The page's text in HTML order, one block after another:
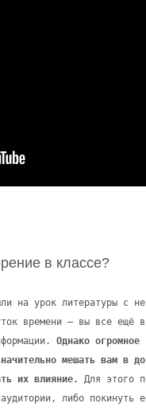
в классе?
на урок литературы с
времени – вы все ещё
Однако огромное
мешать вам в
их влияние.
Для этого
либо